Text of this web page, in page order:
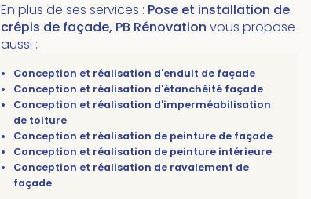
En plus de ses services : Pose et installation de
crépis de façade, PB Rénovation vous propose
aussi :
Conception et réalisation d'enduit de façade
Conception et réalisation d'étanchéité façade
Conception et réalisation d'imperméabilisation
de toiture
Conception et réalisation de peinture de façade
Conception et réalisation de peinture intérieure
Conception et réalisation de ravalement de
façade